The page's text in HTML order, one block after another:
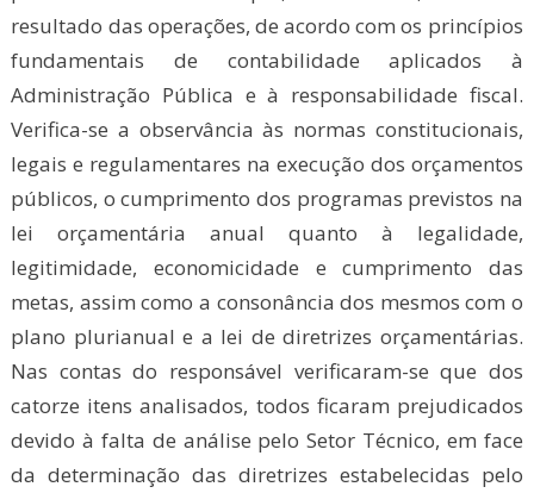
resultado das operações, de acordo com os princípios
fundamentais de contabilidade aplicados à
Administração Pública e à responsabilidade fiscal.
Verifica-se a observância às normas constitucionais,
legais e regulamentares na execução dos orçamentos
públicos, o cumprimento dos programas previstos na
lei orçamentária anual quanto à legalidade,
legitimidade, economicidade e cumprimento das
metas, assim como a consonância dos mesmos com o
plano plurianual e a lei de diretrizes orçamentárias.
Nas contas do responsável verificaram-se que dos
catorze itens analisados, todos ficaram prejudicados
devido à falta de análise pelo Setor Técnico, em face
da determinação das diretrizes estabelecidas pelo